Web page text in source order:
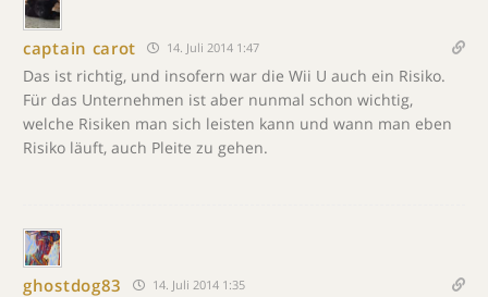
captain carot 14. Juli 2014 1:47
Das ist richtig, und insofern war die Wii U auch ein Risiko.
Für das Unternehmen ist aber nunmal schon wichtig,
welche Risiken man sich leisten kann und wann man eben
Risiko läuft, auch Pleite zu gehen.
ghostdog83 14. Juli 2014 1:35